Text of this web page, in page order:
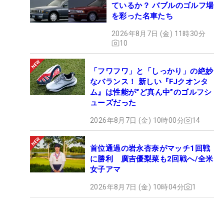
ているか？ バブルのゴルフ場
を彩った名車たち
2026年8月7日 (金) 11時30分
10
「フワフワ」と「しっかり」の絶妙
なバランス！ 新しい『FJクオンタ
ム』は性能が“ど真ん中”のゴルフシ
ューズだった
2026年8月7日 (金) 10時00分 14
首位通過の岩永杏奈がマッチ1回戦
に勝利 廣吉優梨菜も2回戦へ/全米
女子アマ
2026年8月7日 (金) 10時04分 1